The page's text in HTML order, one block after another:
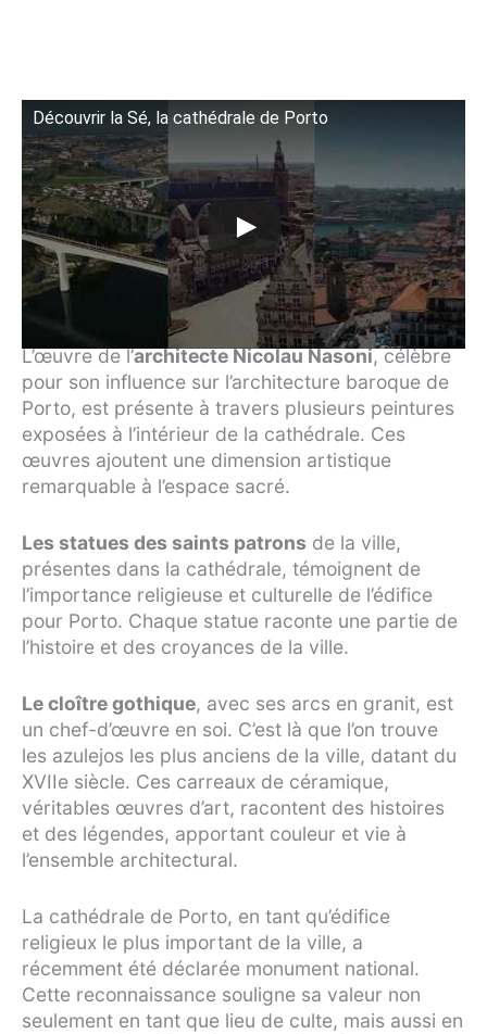
Découvrir la Sé, la cathédrale de Porto
L’œuvre de l’architecte Nicolau Nasoni, célèbre
pour son influence sur l’architecture baroque de
Porto, est présente à travers plusieurs peintures
exposées à l’intérieur de la cathédrale. Ces
œuvres ajoutent une dimension artistique
remarquable à l’espace sacré.
Les statues des saints patrons de la ville,
présentes dans la cathédrale, témoignent de
l’importance religieuse et culturelle de l’édifice
pour Porto. Chaque statue raconte une partie de
l’histoire et des croyances de la ville.
Le cloître gothique, avec ses arcs en granit, est
un chef-d’œuvre en soi. C’est là que l’on trouve
les azulejos les plus anciens de la ville, datant du
XVIIe siècle. Ces carreaux de céramique,
véritables œuvres d’art, racontent des histoires
et des légendes, apportant couleur et vie à
l’ensemble architectural.
La cathédrale de Porto, en tant qu’édifice
religieux le plus important de la ville, a
récemment été déclarée monument national.
Cette reconnaissance souligne sa valeur non
seulement en tant que lieu de culte, mais aussi en